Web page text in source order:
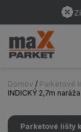
Domov / Parketové
INDICKÝ 2,7m
Parketové lišty